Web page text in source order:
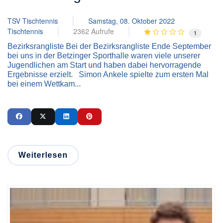
TSV Tischtennis
Samstag, 08. Oktober 2022
Tischtennis
2362 Aufrufe 1
Bezirksrangliste Bei der Bezirksrangliste Ende September
bei uns in der Betzinger Sporthalle waren viele unserer
Jugendlichen am Start und haben dabei hervorragende
Ergebnisse erzielt. Simon Ankele spielte zum ersten Mal
bei einem Wettkam...
Weiterlesen